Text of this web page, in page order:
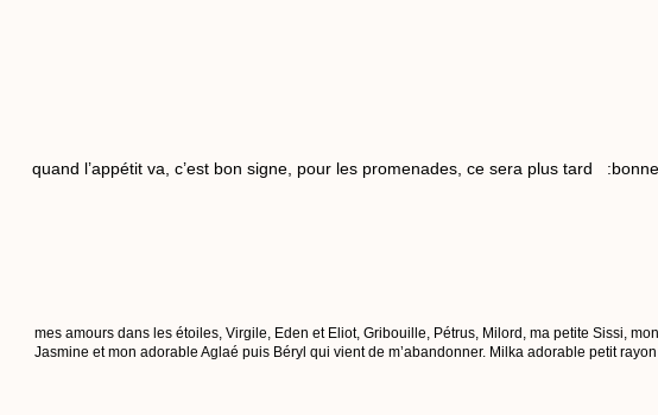
quand l’appétit va, c’est bon signe, pour les promenades, ce sera plus tard
mes amours dans les étoiles, Virgile, Eden et Eliot, Gribouille, Pétrus, Milord, ma petite Sissi,
Jasmine et mon adorable Aglaé puis Béryl qui vient de m’abandonner. Milka adorable petit rayon